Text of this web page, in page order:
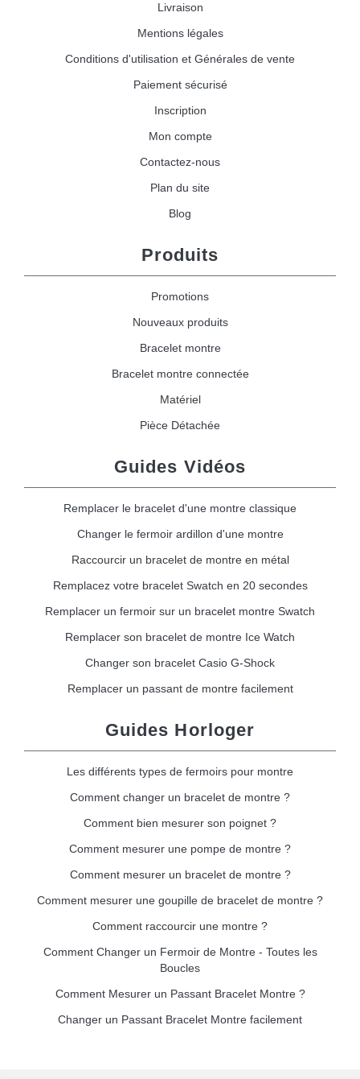
Livraison
Mentions légales
Conditions d'utilisation et Générales de vente
Paiement sécurisé
Inscription
Mon compte
Contactez-nous
Plan du site
Blog
Produits
Promotions
Nouveaux produits
Bracelet montre
Bracelet montre connectée
Matériel
Pièce Détachée
Guides Vidéos
Remplacer le bracelet d'une montre classique
Changer le fermoir ardillon d'une montre
Raccourcir un bracelet de montre en métal
Remplacez votre bracelet Swatch en 20 secondes
Remplacer un fermoir sur un bracelet montre Swatch
Remplacer son bracelet de montre Ice Watch
Changer son bracelet Casio G-Shock
Remplacer un passant de montre facilement
Guides Horloger
Les différents types de fermoirs pour montre
Comment changer un bracelet de montre ?
Comment bien mesurer son poignet ?
Comment mesurer une pompe de montre ?
Comment mesurer un bracelet de montre ?
Comment mesurer une goupille de bracelet de montre ?
Comment raccourcir une montre ?
Comment Changer un Fermoir de Montre - Toutes les
Boucles
Comment Mesurer un Passant Bracelet Montre ?
Changer un Passant Bracelet Montre facilement